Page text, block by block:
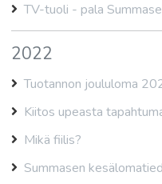
TV-tuoli - pala
2022
Tuotannon joululoma
Kiitos upeasta
Mikä fiilis?
Summasen